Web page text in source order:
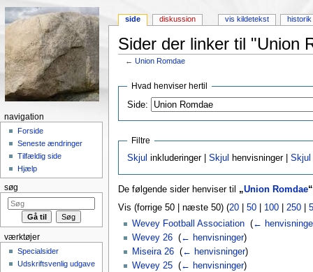
Sider der linker til "Union
←Union Romdae
Hvad henviser hertil
Side:
Filtre
Skjul inkluderinger |Skjul henvisninger |Skjul
De følgende sider henviser til „Union Romdae“
Vis (forrige 50 | næste 50) (20| 50| 100| 250|
Wevey Football Association‎ (←
Wevey 26‎ (← henvisninger)
Miseira 26‎ (← henvisninger)
Wevey 25‎ (← henvisninger)
side diskussion vis kildetekst historik
navigation
Forside
Seneste ændringer
Tilfældig side
Hjælp
søg
værktøjer
Specialsider
Udskriftsvenlig udgave